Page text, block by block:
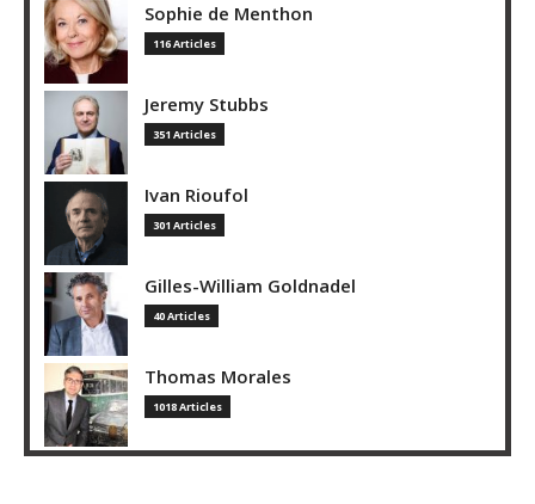
Sophie de Menthon
116 Articles
Jeremy Stubbs
351 Articles
Ivan Rioufol
301 Articles
Gilles-William Goldnadel
40 Articles
Thomas Morales
1018 Articles